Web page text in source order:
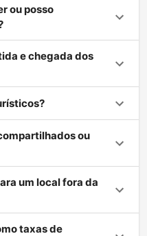
ou posso
e chegada dos
ou
um local fora da
taxas de